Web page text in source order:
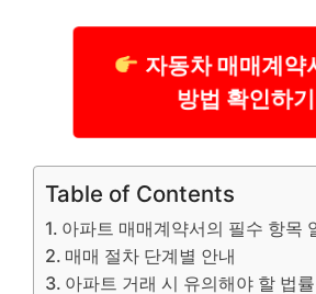
자동차 매매계약
방법 확인하기
Table of Contents
아파트 매매계약서의 필수 항목
매매 절차 단계별 안내
아파트 거래 시 유의해야 할 법